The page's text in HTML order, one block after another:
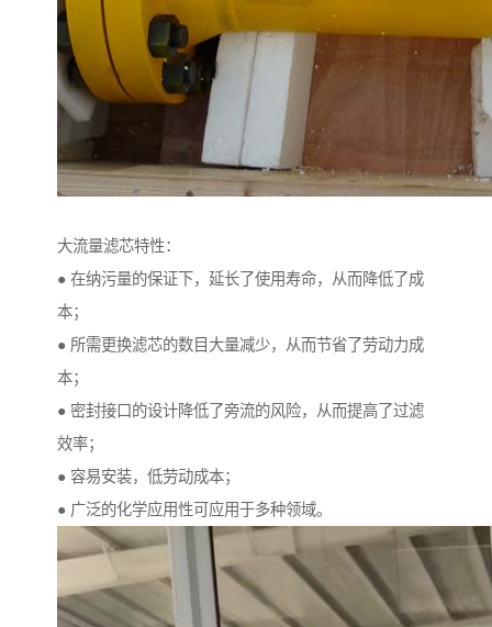
大流量滤芯特性：
● 在纳污量的保证下，延长了使用寿命，从而降低了成
本；
● 所需更换滤芯的数目大量减少，从而节省了劳动力成
本；
● 密封接口的设计降低了旁流的风险，从而提高了过滤
效率；
● 容易安装，低劳动成本；
● 广泛的化学应用性可应用于多种领域。